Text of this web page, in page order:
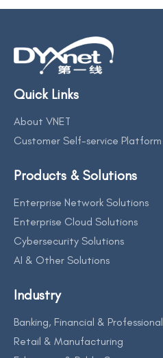
Quick Links
About VNET
Customer Self-service Platform
Products & Solutions
Enterprise Network Solutions
Enterprise Cloud Solutions
Cybersecurity Solutions
AI & Other Solutions
Industry
Banking, Financial & Professional
Retail & Manufacturing